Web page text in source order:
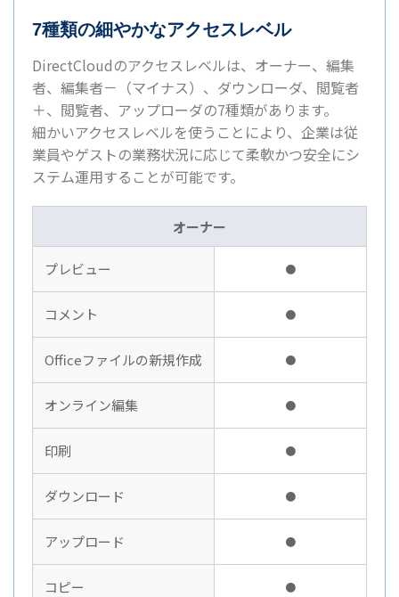
7種類の細やかなアクセスレベル
DirectCloudのアクセスレベルは、オーナー、編集
者、編集者－（マイナス）、ダウンローダ、閲覧者
＋、閲覧者、アップローダの7種類があります。
細かいアクセスレベルを使うことにより、企業は従
業員やゲストの業務状況に応じて柔軟かつ安全にシ
ステム運用することが可能です。
オーナー
プレビュー ●
コメント ●
Officeファイルの新規作成 ●
オンライン編集 ●
印刷 ●
ダウンロード ●
アップロード ●
コピー ●